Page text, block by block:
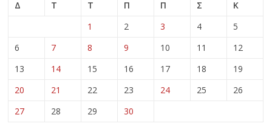
Δ
Τ Τ Π Π Σ
Κ
1
2 3 4
5
6
7 8 9 10 11
12
13
14 15 16 17 18
19
20
21 22 23 24 25
26
27
28 29 30